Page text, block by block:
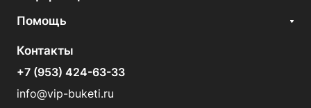
Помощь
Контакты
+7 (953) 424-63-33
info@vip-buketi.ru